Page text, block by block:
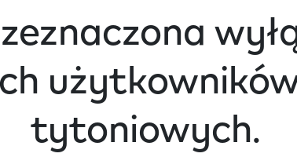
tytoniowych.